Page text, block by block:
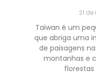
21
Taiwan é um
que abriga uma
de paisagens
montanhas e
florestas